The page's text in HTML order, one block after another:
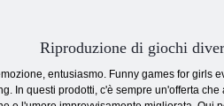
Riproduzione di giochi
entusiasmo. Funny games for girls
In questi prodotti, c'è sempre un'offerta